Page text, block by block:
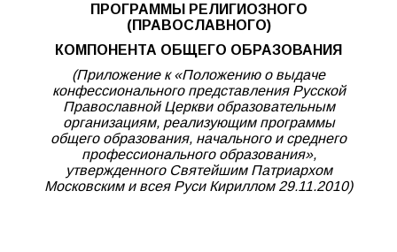
ПРОГРАММЫ РЕЛИГИОЗНОГО
(ПРАВОСЛАВНОГО)
КОМПОНЕНТА ОБЩЕГО ОБРАЗОВАНИЯ
(Приложение к «Положению о выдаче
конфессионального представленияРусской
Православной Церкви образовательным
организациям, реализующим программы
общего образования, начального и среднего
профессионального образования»,
утвержденного Святейшим Патриархом
Московскими всея Руси Кириллом 29.11.2010)